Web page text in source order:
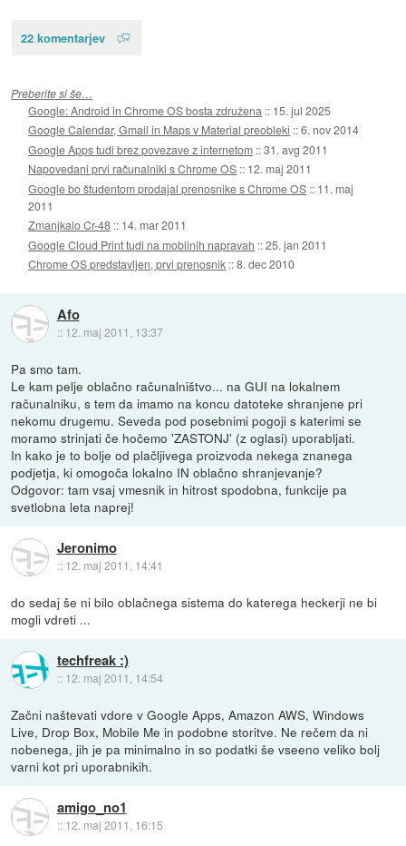
22 komentarjev
Preberite si še…
Google: Android in Chrome OS bosta združena :: 15. jul 2025
Google Calendar, Gmail in Maps v Material preobleki ::6. nov 2014
Google Apps tudi brez povezave z internetom ::31. avg 2011
Napovedani prvi računalniki s Chrome OS :: 12. maj 2011
Google bo študentom prodajal prenosnike s Chrome OS :: 11. maj
2011
Zmanjkalo Cr-48 :: 14. mar 2011
Google Cloud Print tudi na mobilnih napravah ::25. jan 2011
Chrome OS predstavljen, prvi prenosnik ::8. dec 2010
Afo
:: 12. maj 2011, 13:37
Pa smo tam.
Le kam pelje oblačno računalništvo... na GUI na lokalnem
računalniku, s tem da imamo na koncu datoteke shranjene pri
nekomu drugemu. Seveda pod posebnimi pogoji s katerimi se
moramo strinjati če hočemo 'ZASTONJ' (z oglasi) uporabljati.
In kako je to bolje od plačljivega proizvoda nekega znanega
podjetja, ki omogoča lokalno IN oblačno shranjevanje?
Odgovor: tam vsaj vmesnik in hitrost spodobna, funkcije pa
svetlobna leta naprej!
Jeronimo
:: 12. maj 2011, 14:41
do sedaj še ni bilo oblačnega sistema do katerega heckerji ne bi
mogli vdreti ...
techfreak :)
:: 12. maj 2011, 14:54
Začni naštevati vdore v Google Apps, Amazon AWS, Windows
Live, Drop Box, Mobile Me in podobne storitve. Ne rečem da ni
nobenega, jih je pa minimalno in so podatki še vseeno veliko bolj
varni kot pri uporabnikih.
amigo_no1
:: 12. maj 2011, 16:15